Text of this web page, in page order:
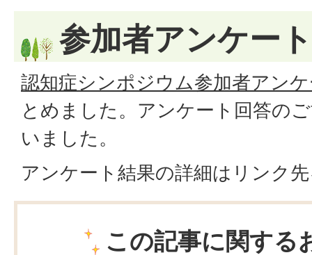
参加者アンケー
認知症シンポジウム参加者アン
とめました。アンケート回答の
いました。
アンケート結果の詳細はリンク
この記事に関する